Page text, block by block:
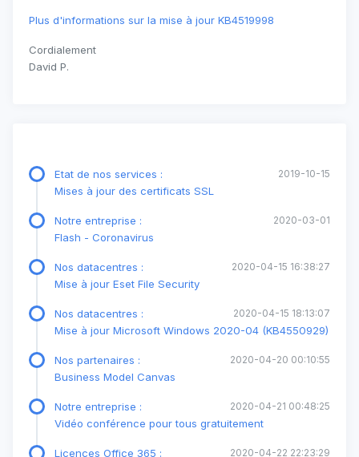
Plus d'informations sur la mise à jour KB4519998
Cordialement
David P.
2019-10-15
Etat de nos services :
Mises à jour des certificats SSL
2020-03-01
Notre entreprise :
Flash - Coronavirus
2020-04-15 16:38:27
Nos datacentres :
Mise à jour Eset File Security
2020-04-15 18:13:07
Nos datacentres :
Mise à jour Microsoft Windows 2020-04 (KB4550929)
2020-04-20 00:10:55
Nos partenaires :
Business Model Canvas
2020-04-21 00:48:25
Notre entreprise :
Vidéo conférence pour tous gratuitement
2020-04-22 22:23:29
Licences Office 365 :